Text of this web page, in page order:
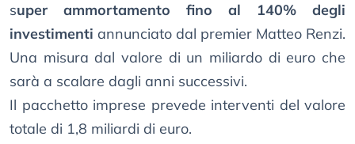
super ammortamento fino al 140% degli
investimenti annunciato dal premier Matteo Renzi.
Una misura dal valore di un miliardo di euro che
sarà a scalare dagli anni successivi.
Il pacchetto imprese prevede interventi del valore
totale di 1,8 miliardi di euro.